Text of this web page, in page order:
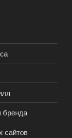
бренда
сайтов